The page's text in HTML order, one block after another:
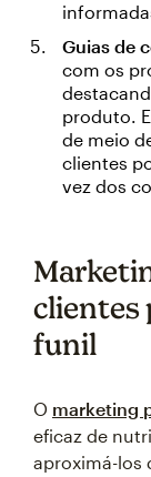
Guias de
com os
produto.
de meio
clientes
vez dos
clientes
funil
O marketing
eficaz de
aproximá-los